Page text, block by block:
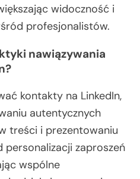
widoczność i
profesjonalistów.
nawiązywania
kontakty na LinkedIn,
autentycznych
treści i prezentowaniu
personalizacji zaproszeń
wspólne